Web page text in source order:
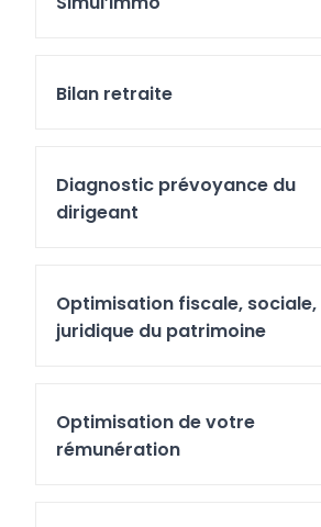
Bilan retraite
Diagnostic prévoyance du
dirigeant
Optimisation fiscale, sociale,
juridique du patrimoine
Optimisation de votre
rémunération